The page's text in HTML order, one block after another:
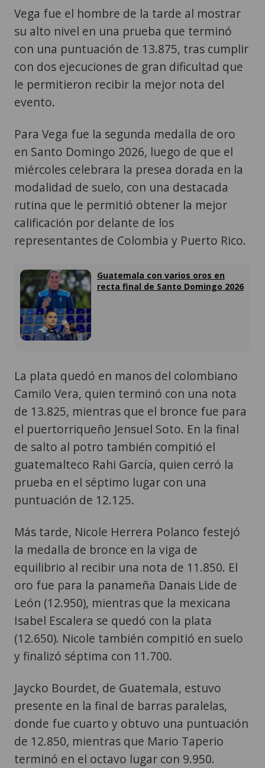
Vega fue el hombre de la tarde al mostrar
su alto nivel en una prueba que terminó
con una puntuación de 13.875, tras cumplir
con dos ejecuciones de gran dificultad que
le permitieron recibir la mejor nota del
evento.
Para Vega fue la segunda medalla de oro
en Santo Domingo 2026, luego de que el
miércoles celebrara la presea dorada en la
modalidad de suelo, con una destacada
rutina que le permitió obtener la mejor
calificación por delante de los
representantes de Colombia y Puerto Rico.
Guatemala con varios oros en
recta final de Santo Domingo 2026
La plata quedó en manos del colombiano
Camilo Vera, quien terminó con una nota
de 13.825, mientras que el bronce fue para
el puertorriqueño Jensuel Soto. En la final
de salto al potro también compitió el
guatemalteco Rahi García, quien cerró la
prueba en el séptimo lugar con una
puntuación de 12.125.
Más tarde, Nicole Herrera Polanco festejó
la medalla de bronce en la viga de
equilibrio al recibir una nota de 11.850. El
oro fue para la panameña Danais Lide de
León (12.950), mientras que la mexicana
Isabel Escalera se quedó con la plata
(12.650). Nicole también compitió en suelo
y finalizó séptima con 11.700.
Jaycko Bourdet, de Guatemala, estuvo
presente en la final de barras paralelas,
donde fue cuarto y obtuvo una puntuación
de 12.850, mientras que Mario Taperio
terminó en el octavo lugar con 9.950.